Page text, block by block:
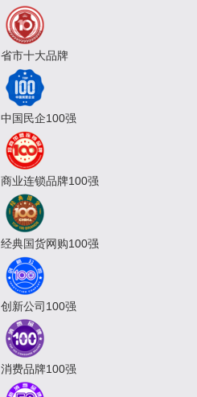
省市十大品牌
中国民企100强
商业连锁品牌100强
经典国货网购100强
创新公司100强
消费品牌100强